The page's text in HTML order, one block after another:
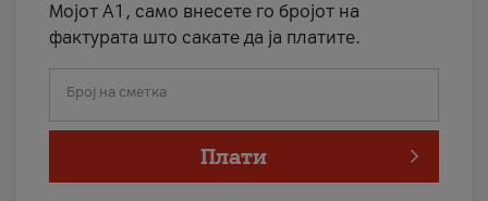
Мојот А1, само внесете го бројот на
фактурата што сакате да ја платите.
Број на сметка
Плати